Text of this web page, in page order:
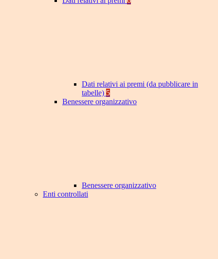
Dati relativi ai premi (da pubblicare in
tabelle) 5
Benessere organizzativo
Benessere organizzativo
Enti controllati